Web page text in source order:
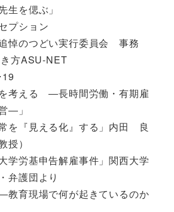
生を偲ぶ」
プション
悼のつどい実行委員会 事務
方ASU-NET
を考える ―長時間労働・有期雇
―」
を『見える化』する」内田 良
授）
学労基申告解雇事件」関西大学
弁護団より
教育現場で何が起きているのか